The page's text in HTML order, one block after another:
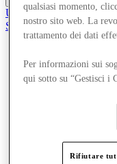
Unisciti al Club
Salvata
it
Negozi
Offerte
Pianifica la tua
Mappa del Centro
qualsiasi momento,
nostro sito web. La
trattamento dei dati
Per informazioni sui
qui sotto su “Gestisci i
Rifiutare